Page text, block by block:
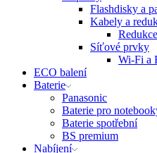
Flashdisky a
Kabely a
Redukce
Síťové prvky
Wi-Fi a
ECO balení
Baterie
Panasonic
Baterie pro
Baterie spotřební
BS premium
Nabíjení